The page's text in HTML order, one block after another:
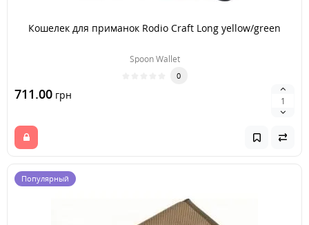
Кошелек для приманок Rodio Craft Long yellow/green
Spoon Wallet
0
711.00 грн
Популярный